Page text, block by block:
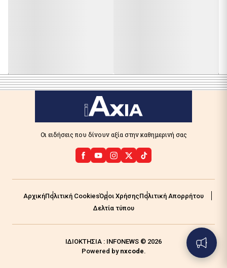
Οι ειδήσεις που δίνουν αξία στην καθημερινή σας
ΑρχικήΠολιτική CookiesΌροι ΧρήσηςΠολιτική Απορρήτου
Δελτία τύπου
ΙΔΙΟΚΤΗΣΙΑ : INFONEWS © 2026
Powered by nxcode.